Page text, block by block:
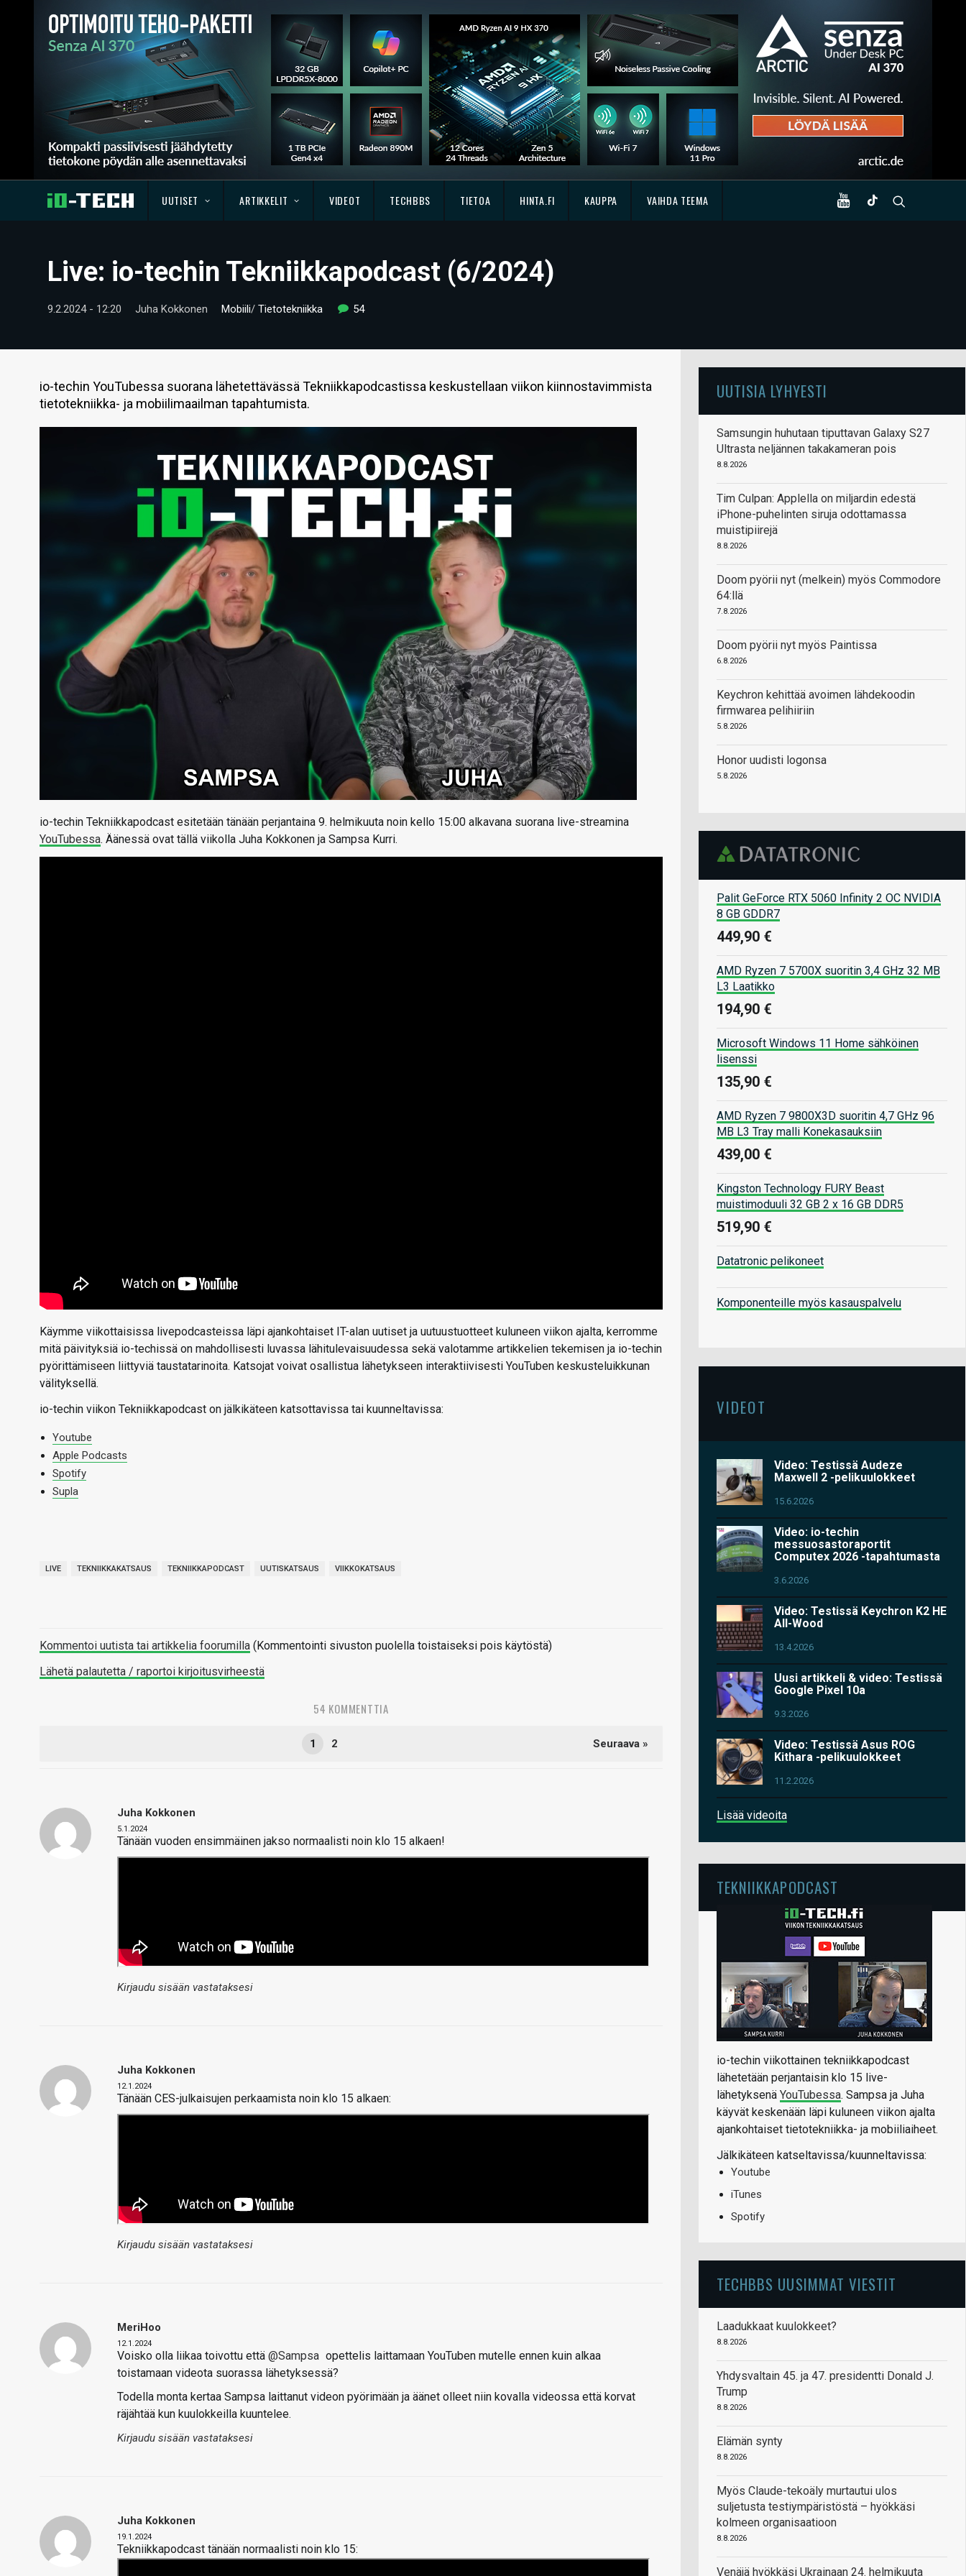
UUTISET ARTIKKELIT VIDEOT TECHBBS TIETOA HINTA.FI KAUPPA VAIHDA TEEMA
Live: io-techin Tekniikkapodcast (6/2024)
9.2.2024 - 12:20 Juha Kokkonen Mobiili/ Tietotekniikka 54
io-techin YouTubessa suorana lähetettävässä Tekniikkapodcastissa keskustellaan viikon kiinnostavimmista
tietotekniikka- ja mobiilimaailman tapahtumista.
io-techin Tekniikkapodcast esitetään tänään perjantaina 9. helmikuuta noin kello 15:00 alkavana suorana live-streamina
YouTubessa. Äänessä ovat tällä viikolla Juha Kokkonen ja Sampsa Kurri.
Käymme viikottaisissa livepodcasteissa läpi ajankohtaiset IT-alan uutiset ja uutuustuotteet kuluneen viikon ajalta, kerromme
mitä päivityksiä io-techissä on mahdollisesti luvassa lähitulevaisuudessa sekä valotamme artikkelien tekemisen ja io-techin
pyörittämiseen liittyviä taustatarinoita. Katsojat voivat osallistua lähetykseen interaktiivisesti YouTuben keskusteluikkunan
välityksellä.
io-techin viikon Tekniikkapodcast on jälkikäteen katsottavissa tai kuunneltavissa:
Youtube
Apple Podcasts
Spotify
Supla
LIVE TEKNIIKKAKATSAUS TEKNIIKKAPODCAST UUTISKATSAUS VIIKKOKATSAUS
Kommentoi uutista tai artikkelia foorumilla (Kommentointi sivuston puolella toistaiseksi pois käytöstä)
Lähetä palautetta / raportoi kirjoitusvirheestä
54 KOMMENTTIA
1 2 Seuraava »
Juha Kokkonen
5.1.2024
Tänään vuoden ensimmäinen jakso normaalisti noin klo 15 alkaen!
Kirjaudu sisään vastataksesi
Juha Kokkonen
12.1.2024
Tänään CES-julkaisujen perkaamista noin klo 15 alkaen:
Kirjaudu sisään vastataksesi
MeriHoo
12.1.2024
Voisko olla liikaa toivottu että @Sampsa opettelis laittamaan YouTuben mutelle ennen kuin alkaa
toistamaan videota suorassa lähetyksessä?
Todella monta kertaa Sampsa laittanut videon pyörimään ja äänet olleet niin kovalla videossa että korvat
räjähtää kun kuulokkeilla kuuntelee.
Kirjaudu sisään vastataksesi
Juha Kokkonen
19.1.2024
Tekniikkapodcast tänään normaalisti noin klo 15:
UUTISIA LYHYESTI
Samsungin huhutaan tiputtavan Galaxy S27
Ultrasta neljännen takakameran pois
8.8.2026
Tim Culpan: Applella on miljardin edestä
iPhone-puhelinten siruja odottamassa
muistipiirejä
8.8.2026
Doom pyörii nyt (melkein) myös Commodore
64:llä
7.8.2026
Doom pyörii nyt myös Paintissa
6.8.2026
Keychron kehittää avoimen lähdekoodin
firmwarea pelihiiriin
5.8.2026
Honor uudisti logonsa
5.8.2026
Palit GeForce RTX 5060 Infinity 2 OC NVIDIA
8 GB GDDR7
449,90 €
AMD Ryzen 7 5700X suoritin 3,4 GHz 32 MB
L3 Laatikko
194,90 €
Microsoft Windows 11 Home sähköinen
lisenssi
135,90 €
AMD Ryzen 7 9800X3D suoritin 4,7 GHz 96
MB L3 Tray malli Konekasauksiin
439,00 €
Kingston Technology FURY Beast
muistimoduuli 32 GB 2 x 16 GB DDR5
519,90 €
Datatronic pelikoneet
Komponenteille myös kasauspalvelu
VIDEOT
Video: Testissä Audeze
Maxwell 2 -pelikuulokkeet
15.6.2026
Video: io-techin
messuosastoraportit
Computex 2026 -tapahtumasta
3.6.2026
Video: Testissä Keychron K2 HE
All-Wood
13.4.2026
Uusi artikkeli & video: Testissä
Google Pixel 10a
9.3.2026
Video: Testissä Asus ROG
Kithara -pelikuulokkeet
11.2.2026
Lisää videoita
TEKNIIKKAPODCAST
io-techin viikottainen tekniikkapodcast
lähetetään perjantaisin klo 15 live-
lähetyksenä YouTubessa. Sampsa ja Juha
käyvät keskenään läpi kuluneen viikon ajalta
ajankohtaiset tietotekniikka- ja mobiiliaiheet.
Jälkikäteen katseltavissa/kuunneltavissa:
Youtube
iTunes
Spotify
TECHBBS UUSIMMAT VIESTIT
Laadukkaat kuulokkeet?
8.8.2026
Yhdysvaltain 45. ja 47. presidentti Donald J.
Trump
8.8.2026
Elämän synty
8.8.2026
Myös Claude-tekoäly murtautui ulos
suljetusta testiympäristöstä – hyökkäsi
kolmeen organisaatioon
8.8.2026
Venäjä hyökkäsi Ukrainaan 24. helmikuuta